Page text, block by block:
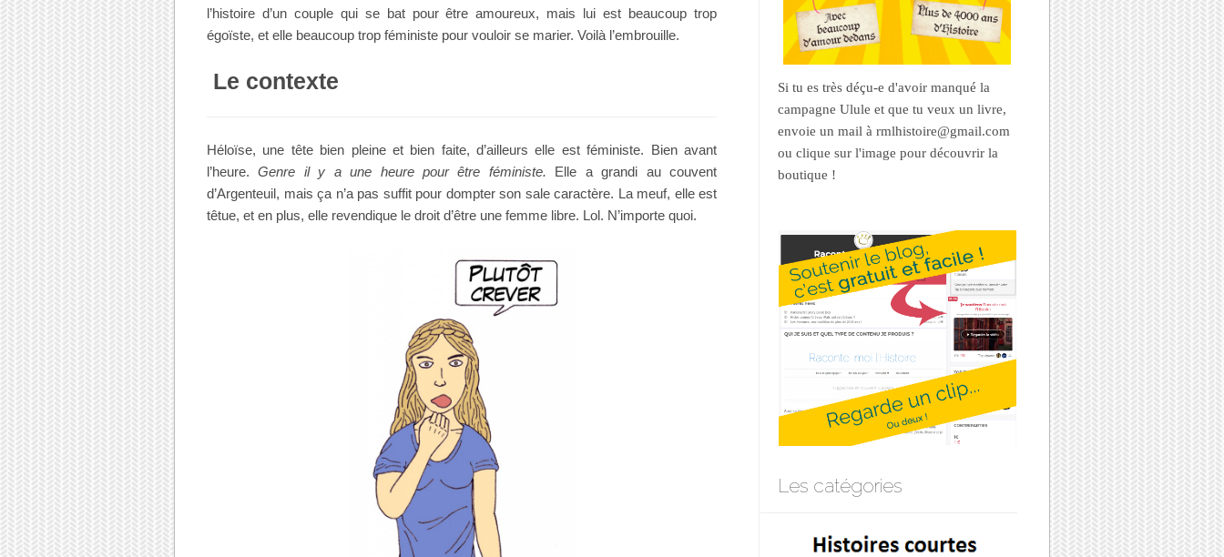
l’histoire d’un couple qui se bat pour être amoureux, mais lui est beaucoup trop
égoïste, et elle beaucoup trop féministe pour vouloir se marier. Voilà l’embrouille.
Le contexte
Héloïse, une tête bien pleine et bien faite, d’ailleurs elle est féministe. Bien avant
l’heure.Genre il y a une heure pour être féministe. Elle a grandi au couvent
d’Argenteuil, mais ça n’a pas suffit pour dompter son sale caractère. La meuf, elle est
têtue, et en plus, elle revendique le droit d’être une femme libre. Lol. N’importe quoi.
Si tu es très déçu-e d'avoir manqué la
campagne Ulule et que tu veux un livre,
envoie un mail à rmlhistoire@gmail.com
ou clique sur l'image pour découvrir la
boutique !
Les catégories